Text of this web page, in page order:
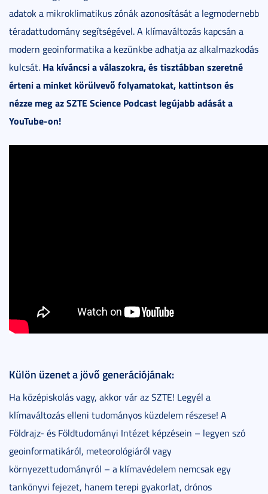
adatok a mikroklimatikus zónák azonosítását a legmodernebb
téradattudomány segítségével. A klímaváltozás kapcsán a
modern geoinformatika a kezünkbe adhatja az alkalmazkodás
kulcsát. Ha kíváncsi a válaszokra, és tisztábban szeretné
érteni a minket körülvevő folyamatokat, kattintson és
nézze meg az SZTE Science Podcast legújabb adását a
YouTube-on!
Külön üzenet a jövő generációjának:
Ha középiskolás vagy, akkor vár az SZTE! Legyél a
klímaváltozás elleni tudományos küzdelem részese! A
Földrajz- és Földtudományi Intézet képzésein – legyen szó
geoinformatikáról, meteorológiáról vagy
környezettudományról – a klímavédelem nemcsak egy
tankönyvi fejezet, hanem terepi gyakorlat, drónos